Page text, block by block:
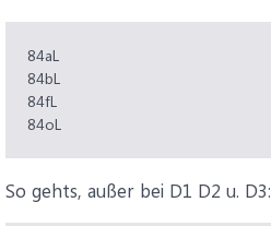
84aL
84bL
84fL
84oL
So gehts, außer bei D1 D2 u. D3: